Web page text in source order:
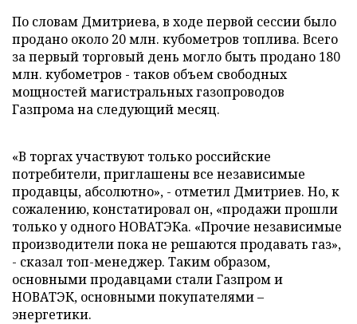
По словам Дмитриева, в ходе первой сессии было
продано около 20 млн. кубометров топлива. Всего
за первый торговый день могло быть продано 180
млн. кубометров - таков объем свободных
мощностей магистральных газопроводов
Газпрома на следующий месяц.
«В торгах участвуют только российские
потребители, приглашены все независимые
продавцы, абсолютно», - отметил Дмитриев. Но, к
сожалению, констатировал он, «продажи прошли
только у одного НОВАТЭКа. «Прочие независимые
производители пока не решаются продавать газ»,
- сказал топ-менеджер. Таким образом,
основными продавцами стали Газпром и
НОВАТЭК, основными покупателями –
энергетики.